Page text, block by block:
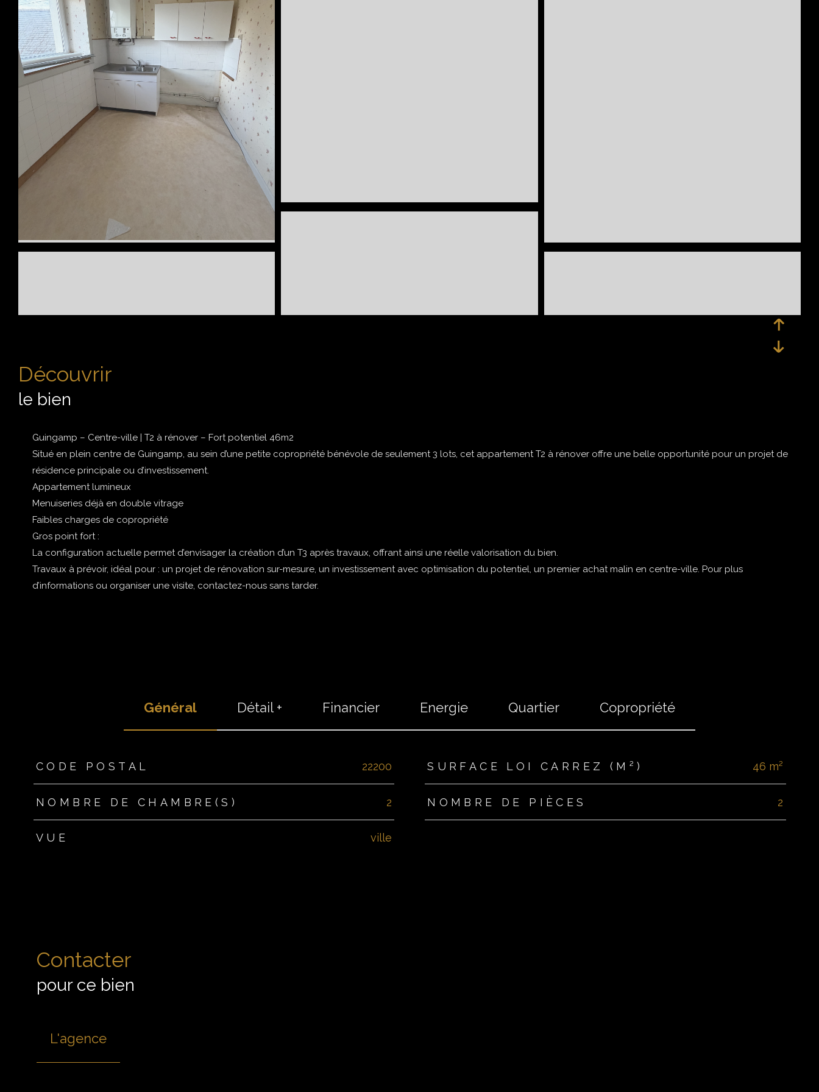
découvrir
le bien
Guingamp – Centre-ville | T2 à rénover – Fort potentiel 46m2
Situé en plein centre de Guingamp, au sein d’une petite copropriété bénévole de seulement 3 lots, cet appartement T2 à rénover offre une belle opportunité pour un projet de
résidence principale ou d’investissement.
Appartement lumineux
Menuiseries déjà en double vitrage
Faibles charges de copropriété
Gros point fort :
La configuration actuelle permet d’envisager la création d’un T3 après travaux, offrant ainsi une réelle valorisation du bien.
Travaux à prévoir, idéal pour : un projet de rénovation sur-mesure, un investissement avec optimisation du potentiel, un premier achat malin en centre-ville. Pour plus
d’informations ou organiser une visite, contactez-nous sans tarder.
Général Détail + Financier Energie Quartier Copropriété
TRAD_ZEPHYR_Caracteristique
CODE POSTAL 22200 SURFACE LOI CARREZ (M²) 46 m²
NOMBRE DE CHAMBRE(S) 2 NOMBRE DE PIÈCES 2
VUE ville
Contacter
pour ce bien
L'agence